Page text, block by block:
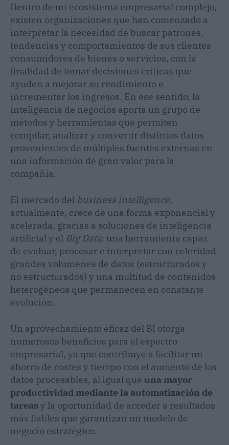
Dentro de un ecosistema empresarial complejo,
existen organizaciones que han comenzado a
interpretar la necesidad de buscar patrones,
tendencias y comportamientos de sus clientes
consumidores de bienes o servicios, con la
finalidad de tomar decisiones críticas que
ayuden a mejorar su rendimiento e
incrementar los ingresos. En ese sentido, la
inteligencia de negocios aporta un grupo de
métodos y herramientas que permiten
compilar, analizar y convertir distintos datos
provenientes de múltiples fuentes externas en
una información de gran valor para la
compañía.
El mercado del business intelligence,
actualmente, crece de una forma exponencial y
acelerada, gracias a soluciones de inteligencia
artificial y el Big Data: una herramienta capaz
de evaluar, procesar e interpretar con celeridad
grandes volúmenes de datos (estructurados y
no estructurados) y una multitud de contenidos
heterogéneos que permanecen en constante
evolución.
Un aprovechamiento eficaz del BI otorga
numerosos beneficios para el espectro
empresarial, ya que contribuye a facilitar un
ahorro de costes y tiempo con el aumento de los
datos procesables, al igual que una mayor
productividad mediante la automatización de
tareas y la oportunidad de acceder a resultados
más fiables que garantizan un modelo de
negocio estratégico.